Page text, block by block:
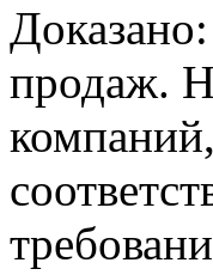
продаж.